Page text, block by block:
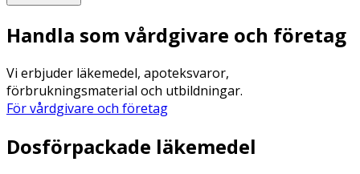
Handla som vårdgivare och företag
Vi erbjuder läkemedel, apoteksvaror,
förbrukningsmaterial och utbildningar.
För vårdgivare och företag
Dosförpackade läkemedel